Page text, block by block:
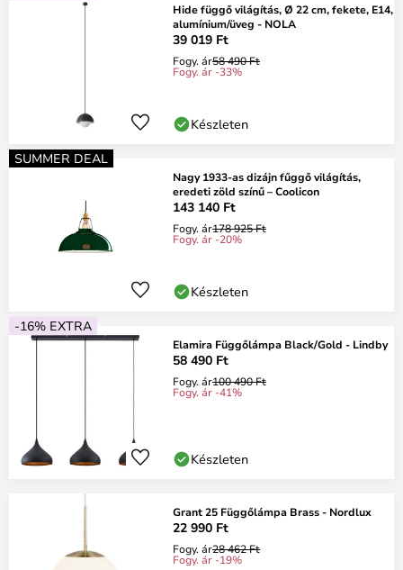
Hide függő világítás, Ø 22 cm, fekete, E14,
alumínium/üveg - NOLA
39 019 Ft
Fogy. ár58 490 Ft
Fogy. ár -33%
Készleten
SUMMER DEAL
Nagy 1933-as dizájn fűggő világítás,
eredeti zöld színű – Coolicon
143 140 Ft
Fogy. ár178 925 Ft
Fogy. ár -20%
Készleten
-16% EXTRA
Elamira Függőlámpa Black/Gold - Lindby
58 490 Ft
Fogy. ár100 490 Ft
Fogy. ár -41%
Készleten
Grant 25 Függőlámpa Brass - Nordlux
22 990 Ft
Fogy. ár28 462 Ft
Fogy. ár -19%